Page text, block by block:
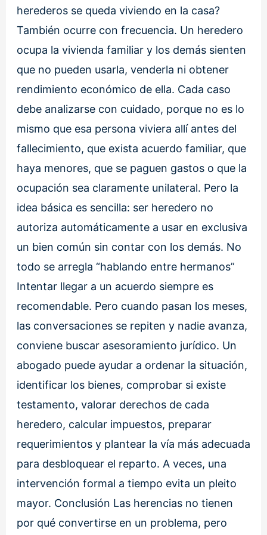
herederos se queda viviendo en la casa?
También ocurre con frecuencia. Un heredero
ocupa la vivienda familiar y los demás sienten
que no pueden usarla, venderla ni obtener
rendimiento económico de ella. Cada caso
debe analizarse con cuidado, porque no es lo
mismo que esa persona viviera allí antes del
fallecimiento, que exista acuerdo familiar, que
haya menores, que se paguen gastos o que la
ocupación sea claramente unilateral. Pero la
idea básica es sencilla: ser heredero no
autoriza automáticamente a usar en exclusiva
un bien común sin contar con los demás. No
todo se arregla “hablando entre hermanos”
Intentar llegar a un acuerdo siempre es
recomendable. Pero cuando pasan los meses,
las conversaciones se repiten y nadie avanza,
conviene buscar asesoramiento jurídico. Un
abogado puede ayudar a ordenar la situación,
identificar los bienes, comprobar si existe
testamento, valorar derechos de cada
heredero, calcular impuestos, preparar
requerimientos y plantear la vía más adecuada
para desbloquear el reparto. A veces, una
intervención formal a tiempo evita un pleito
mayor. Conclusión Las herencias no tienen
por qué convertirse en un problema, pero